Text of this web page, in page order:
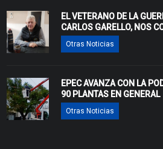
EL VETERANO DE LA
CARLOS GARELLO, NOS
Otras Noticias
EPEC AVANZA CON LA
90 PLANTAS EN GENERAL
Otras Noticias